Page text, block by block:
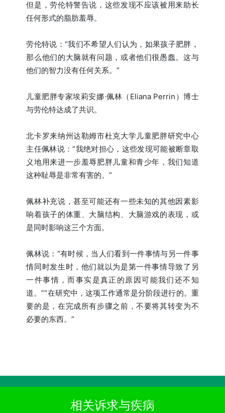
但是，劳伦特警告说，这些发现不应该被用来助长
任何形式的脂肪羞辱。
劳伦特说：“我们不希望人们认为，如果孩子肥胖，
那么他们的大脑就有问题，或者他们很愚蠢。这与
他们的智力没有任何关系。”
儿童肥胖专家埃莉安娜·佩林（Eliana Perrin）博士
与劳伦特达成了共识。
北卡罗来纳州达勒姆市杜克大学儿童肥胖研究中心
主任佩林说：“我绝对担心，这些发现可能被断章取
义地用来进一步羞辱肥胖儿童和青少年，我们知道
这种耻辱是非常有害的。”
佩林补充说，甚至可能还有一些未知的其他因素影
响着孩子的体重、大脑结构、大脑游戏的表现，或
是同时影响这三个方面。
佩林说：“有时候，当人们看到一件事情与另一件事
情同时发生时，他们就以为是第一件事情导致了另
一件事情，而事实是真正的原因可能我们还不知
道。”“在研究中，这项工作通常是分阶段进行的。重
要的是，在完成所有步骤之前，不要将其转变为不
必要的东西。”
相关诉求与疾病